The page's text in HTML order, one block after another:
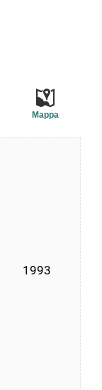
Mappa
1993